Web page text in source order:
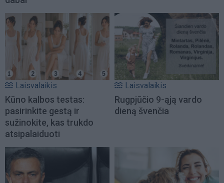
Laisvalaikis
Kūno kalbos testas:
pasirinkite gestą ir
sužinokite, kas trukdo
atsipalaiduoti
Laisvalaikis
Rugpjūčio 9-ąją vardo
dieną švenčia